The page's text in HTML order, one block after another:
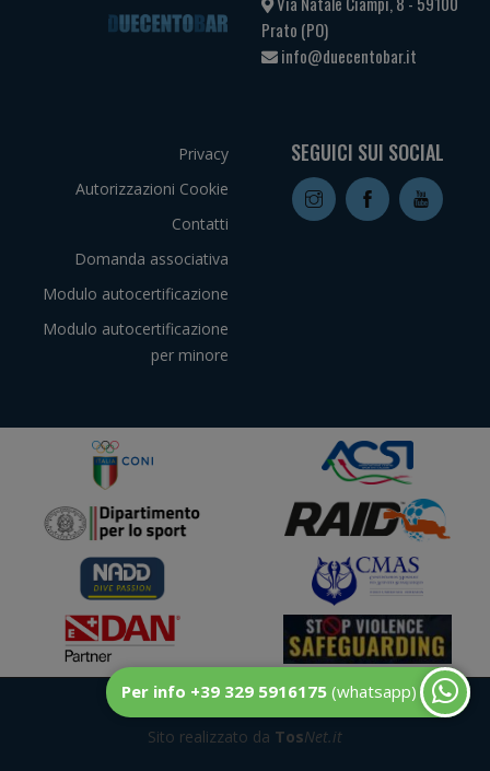
Per info +39 329 5916175 (whatsapp)
Prato (PO)
info@duecentobar.it
Privacy
Autorizzazioni Cookie
Contatti
Domanda associativa
Modulo autocertificazione
Modulo autocertificazione
per minore
SEGUICI SUI SOCIAL
Sito realizzato da TosNet.it